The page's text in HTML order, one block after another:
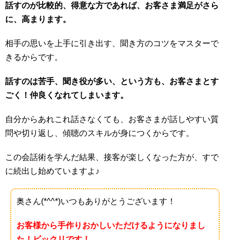
話すのが比較的、得意な方であれば、お客さま満足がさら
に、高まります。
相手の思いを上手に引き出す、聞き方のコツをマスターで
きるからです。
話すのは苦手、聞き役が多い、という方も、お客さまとす
ごく！仲良くなれてしまいます。
自分からあれこれ話さなくても、お客さまが話しやすい質
問や切り返し、傾聴のスキルが身につくからです。
この会話術を学んだ結果、接客が楽しくなった方が、すで
に続出し始めていますよ♪
奥さん(*^^*)いつもありがとうございます！
お客様から手作りおかしいただけるようになりまし